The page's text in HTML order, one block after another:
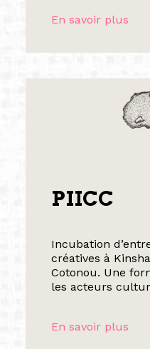
En savoir plus
PIICC
Incubation
créatives à
Cotonou. Une
les acteurs
En savoir plus